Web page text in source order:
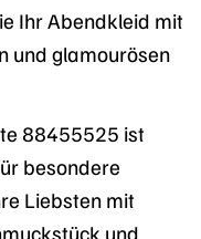
Ihr Abendkleid mit
und glamourösen
88455525 ist
besondere
Liebsten mit
und